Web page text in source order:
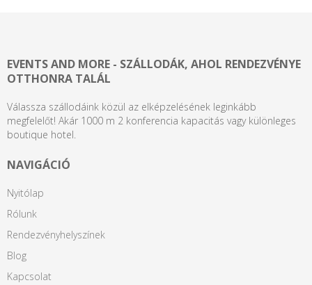
EVENTS AND MORE - SZÁLLODÁK, AHOL RENDEZVÉNYE
OTTHONRA TALÁL
Válassza szállodáink közül az elképzelésének leginkább
megfelelőt! Akár 1000 m 2 konferencia kapacitás vagy különleges
boutique hotel.
NAVIGÁCIÓ
Nyitólap
Rólunk
Rendezvényhelyszínek
Blog
Kapcsolat